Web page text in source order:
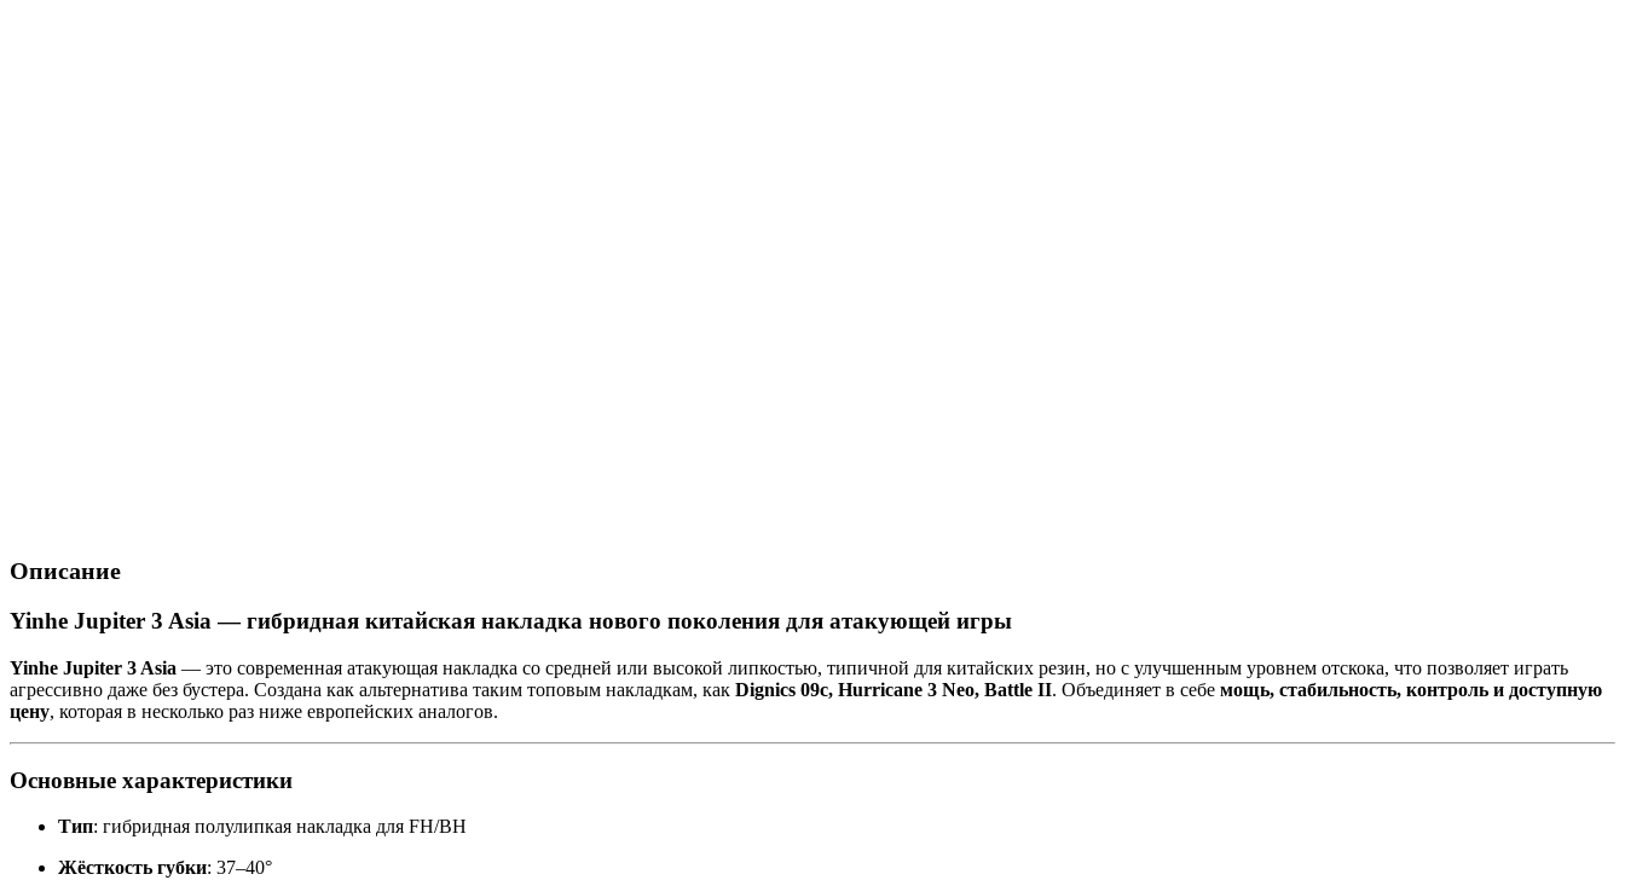
Описание
Yinhe Jupiter 3 Asia — гибридная китайская накладка нового поколения для атакующей игры
Yinhe Jupiter 3 Asia — это современная атакующая накладка со средней или высокой липкостью, типичной для китайских резин, но с улучшенным уровнем отскока, что позволяет играть
агрессивно даже без бустера. Создана как альтернатива таким топовым накладкам, как Dignics 09c, Hurricane 3 Neo, Battle II. Объединяет в себе мощь, стабильность, контроль и доступную
цену, которая в несколько раз ниже европейских аналогов.
Основные характеристики
Тип: гибридная полулипкая накладка для FH/BH
Жёсткость губки: 37–40°